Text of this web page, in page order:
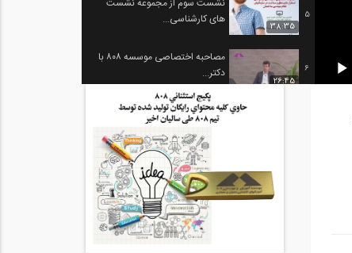
5
38:35
نشست سوم از مجموعه نشست
های کارشناسی...
6
26:45
مصاحبه اختصاصی موسسه ۸۰۸ با
دکتر...
دکتر حاتمی